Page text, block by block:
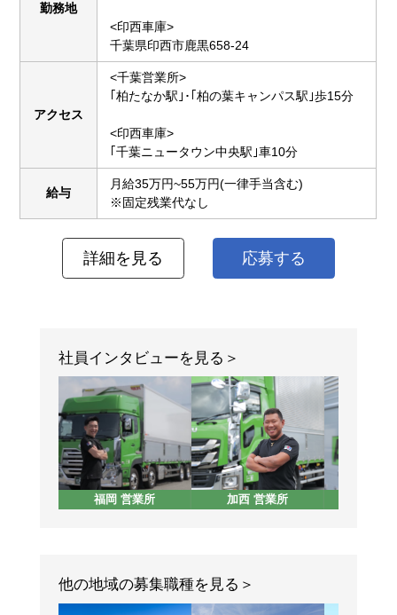
勤務地
<印西車庫>
千葉県印西市鹿黒658-24
アクセス
<千葉営業所>
｢柏たなか駅｣･｢柏の葉キャンパス駅｣歩15分
<印西車庫>
｢千葉ニュータウン中央駅｣車10分
給与
月給35万円~55万円(一律手当含む)
※固定残業代なし
詳細を見る 応募する
社員インタビューを見る
福岡 営業所 加西 営業所
他の地域の募集職種を見る